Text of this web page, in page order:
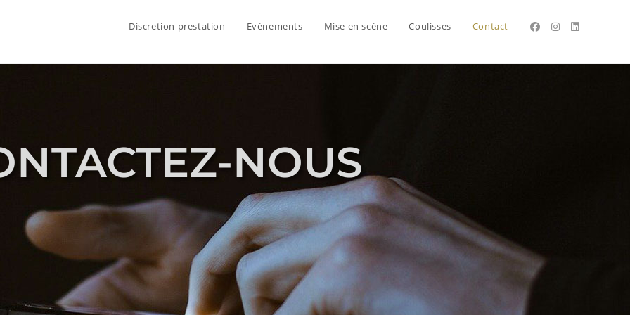
Discretion prestation Evénements Mise en scène Coulisses Contact
NOUS